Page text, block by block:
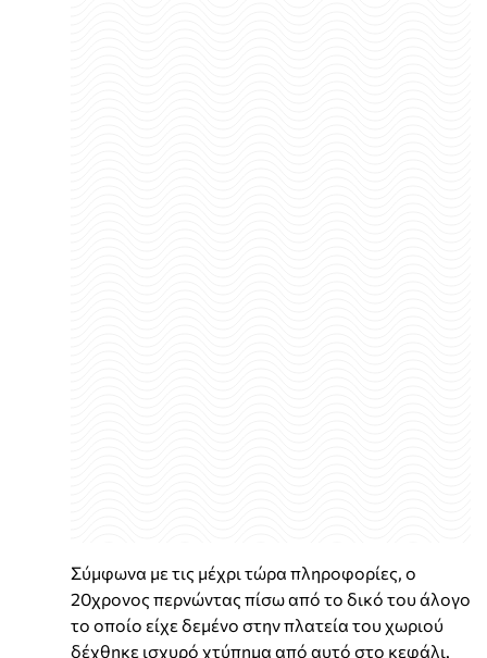
Σύμφωνα με τις μέχρι τώρα πληροφορίες, ο
20χρονος περνώντας πίσω από το δικό του άλογο
το οποίο είχε δεμένο στην πλατεία του χωριού
δέχθηκε ισχυρό χτύπημα από αυτό στο κεφάλι.